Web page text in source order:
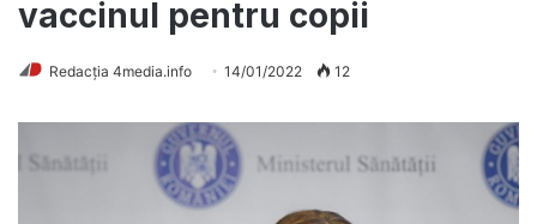
vaccinul pentru copii
Redacția 4media.info 14/01/2022 12